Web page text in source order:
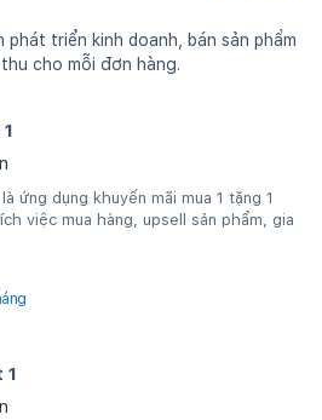
phát triển kinh doanh, bán sản phẩm
cho mỗi đơn hàng.
ứng dụng khuyến mãi mua 1 tặng 1
việc mua hàng, upsell sản phẩm, gia
1